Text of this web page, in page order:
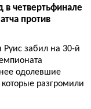
четвертьфинале
против
забил на 30-й
одолевшие
разгромили